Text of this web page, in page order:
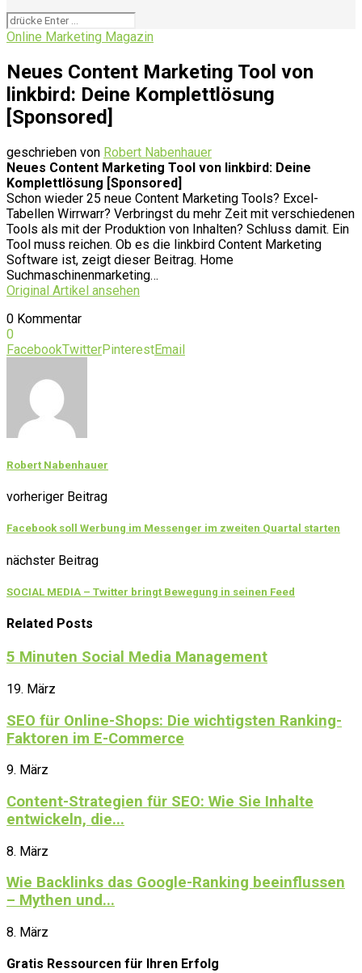
Online Marketing Magazin
Neues Content Marketing Tool von
linkbird: Deine Komplettlösung
[Sponsored]
geschrieben von Robert Nabenhauer
Neues Content Marketing Tool von linkbird: Deine
Komplettlösung [Sponsored]
Schon wieder 25 neue Content Marketing Tools? Excel-
Tabellen Wirrwarr? Verbringst du mehr Zeit mit verschiedenen
Tools als mit der Produktion von Inhalten? Schluss damit. Ein
Tool muss reichen. Ob es die linkbird Content Marketing
Software ist, zeigt dieser Beitrag. Home
Suchmaschinenmarketing…
Original Artikel ansehen
0 Kommentar
0
FacebookTwitterPinterestEmail
Robert Nabenhauer
vorheriger Beitrag
Facebook soll Werbung im Messenger im zweiten Quartal starten
nächster Beitrag
SOCIAL MEDIA – Twitter bringt Bewegung in seinen Feed
Related Posts
5 Minuten Social Media Management
19. März
SEO für Online-Shops: Die wichtigsten Ranking-
Faktoren im E-Commerce
9. März
Content-Strategien für SEO: Wie Sie Inhalte
entwickeln, die...
8. März
Wie Backlinks das Google-Ranking beeinflussen
– Mythen und...
8. März
Gratis Ressourcen für Ihren Erfolg